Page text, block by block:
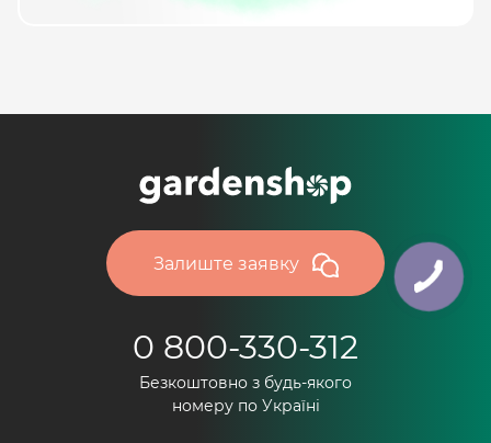
Залиште заявку
0 800-330-312
Безкоштовно з будь-якого
номеру по Україні